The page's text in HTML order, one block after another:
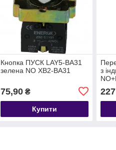
Кнопка ПУСК LAY5-BA31
зелена NO XB2-BA31
75,90₴
Купити
з